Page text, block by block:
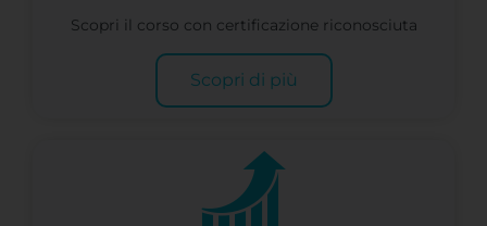
Scopri il corso con certificazione riconosciuta
Scopri di più